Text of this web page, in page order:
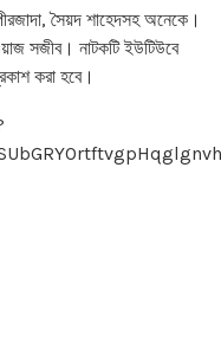
সৈয়দ শাহেদসহ অনেকে।
সজীব। নাটকটি ইউটিউবে
করা হবে।